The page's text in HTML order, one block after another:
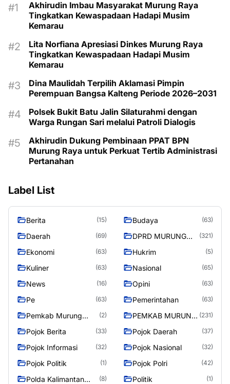
Akhirudin Imbau Masyarakat Murung Raya
Tingkatkan Kewaspadaan Hadapi Musim
Kemarau
Lita Norfiana Apresiasi Dinkes Murung Raya
Tingkatkan Kewaspadaan Hadapi Musim
Kemarau
Dina Maulidah Terpilih Aklamasi Pimpin
Perempuan Bangsa Kalteng Periode 2026–2031
Polsek Bukit Batu Jalin Silaturahmi dengan
Warga Rungan Sari melalui Patroli Dialogis
Akhirudin Dukung Pembinaan PPAT BPN
Murung Raya untuk Perkuat Tertib Administrasi
Pertanahan
Label List
Berita (15) Budaya (63)
Daerah (69)
DPRD MURUNG
(321)
Ekonomi (63) Hukrim (5)
Kuliner (63) Nasional (65)
News (16) Opini (63)
Pe (63) Pemerintahan (63)
Pemkab Murung
(2)
PEMKAB MURUNG (231)
Pojok Berita (33) Pojok Daerah (37)
Pojok Informasi (32) Pojok Nasional (32)
Pojok Politik (1) Pojok Polri (42)
Polda Kalimantan
(8) Politik (1)